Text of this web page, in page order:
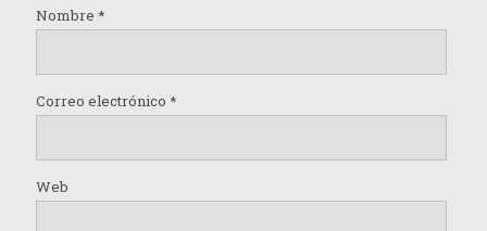
Nombre *
Correo electrónico *
Web